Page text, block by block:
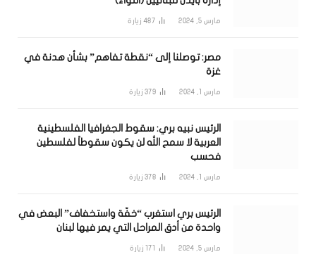
مارس 5, 2024 487 زيارة
مصر: توصلنا إلى “نقطة تفاهم” بشأن هدنة في
غزة
مارس 1, 2024 379 زيارة
الرئيس نبيه بري: سقوط الجغرافيا الفلسطينية
العربية لا سمح الله لن يكون سقوطاً لفلسطين
فحسب
مارس 1, 2024 378 زيارة
الرئيس بري استغرب “خفّة واستخفاف” البعض في
واحدة من أدق المراحل التي يمر فيها لبنان
مارس 5, 2024 171 زيارة